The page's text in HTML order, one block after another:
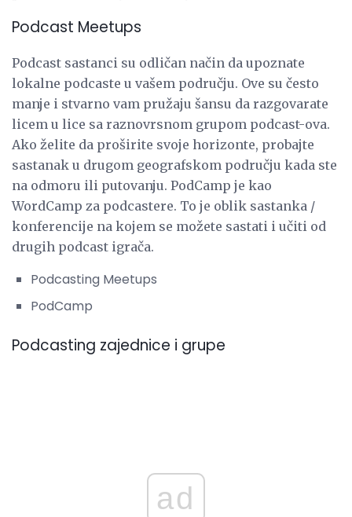
Podcast Meetups
Podcast sastanci su odličan način da upoznate
lokalne podcaste u vašem području. Ove su često
manje i stvarno vam pružaju šansu da razgovarate
licem u lice sa raznovrsnom grupom podcast-ova.
Ako želite da proširite svoje horizonte, probajte
sastanak u drugom geografskom području kada ste
na odmoru ili putovanju. PodCamp je kao
WordCamp za podcastere. To je oblik sastanka /
konferencije na kojem se možete sastati i učiti od
drugih podcast igrača.
Podcasting Meetups
PodCamp
Podcasting zajednice i grupe
ad